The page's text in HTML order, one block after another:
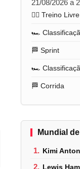
21/08/2026 a
🏋️‍♂️ Treino Livre
🏎️
🏁 Sprint
🏎️
🏁 Corrida
Mundial
1. Kimi
2. Lewis